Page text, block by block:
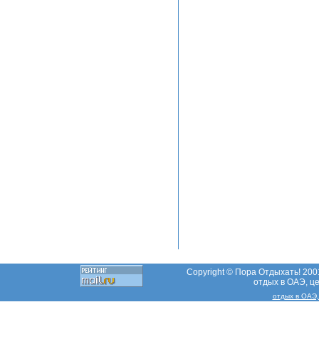
Copyright © Пора Отдыхать!
отдых в ОАЭ,
отдых в